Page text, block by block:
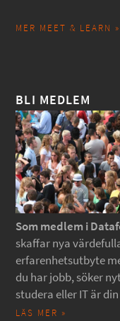
MER MEET & LEARN »
BLI MEDLEM
Som medlem i
skaffar nya
erfarenhetsutbyte
du har jobb, söker
studera eller IT är
LÄS MER »